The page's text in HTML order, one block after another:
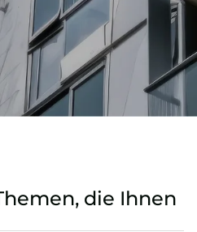
die Ihnen